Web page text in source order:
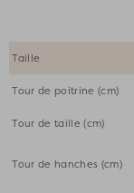
Taille
Tour de poitrine (cm)
Tour de taille (cm)
Tour de hanches (cm)